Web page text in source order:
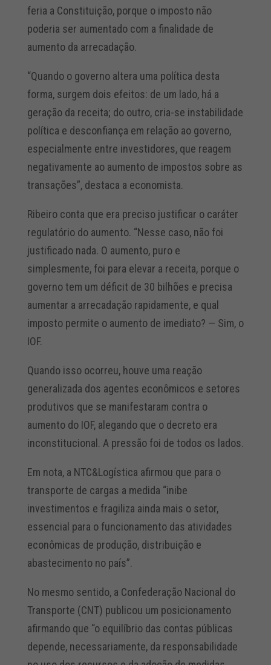
feria a Constituição, porque o imposto não
poderia ser aumentado com a finalidade de
aumento da arrecadação.
“Quando o governo altera uma política desta
forma, surgem dois efeitos: de um lado, há a
geração da receita; do outro, cria-se instabilidade
política e desconfiança em relação ao governo,
especialmente entre investidores, que reagem
negativamente ao aumento de impostos sobre as
transações”, destaca a economista.
Ribeiro conta que era preciso justificar o caráter
regulatório do aumento. “Nesse caso, não foi
justificado nada. O aumento, puro e
simplesmente, foi para elevar a receita, porque o
governo tem um déficit de 30 bilhões e precisa
aumentar a arrecadação rapidamente, e qual
imposto permite o aumento de imediato? — Sim, o
IOF.
Quando isso ocorreu, houve uma reação
generalizada dos agentes econômicos e setores
produtivos que se manifestaram contra o
aumento do IOF, alegando que o decreto era
inconstitucional. A pressão foi de todos os lados.
Em nota, a NTC&Logística afirmou que para o
transporte de cargas a medida “inibe
investimentos e fragiliza ainda mais o setor,
essencial para o funcionamento das atividades
econômicas de produção, distribuição e
abastecimento no país”.
No mesmo sentido, a Confederação Nacional do
Transporte (CNT) publicou um posicionamento
afirmando que “o equilíbrio das contas públicas
depende, necessariamente, da responsabilidade